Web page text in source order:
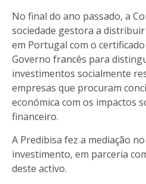
No final do ano passado, a
sociedade gestora a
em Portugal com o
Governo francês para
investimentos socialmente
empresas que procuram
económica com os impactos
financeiro.
A Predibisa fez a mediação
investimento, em parceria
deste activo.